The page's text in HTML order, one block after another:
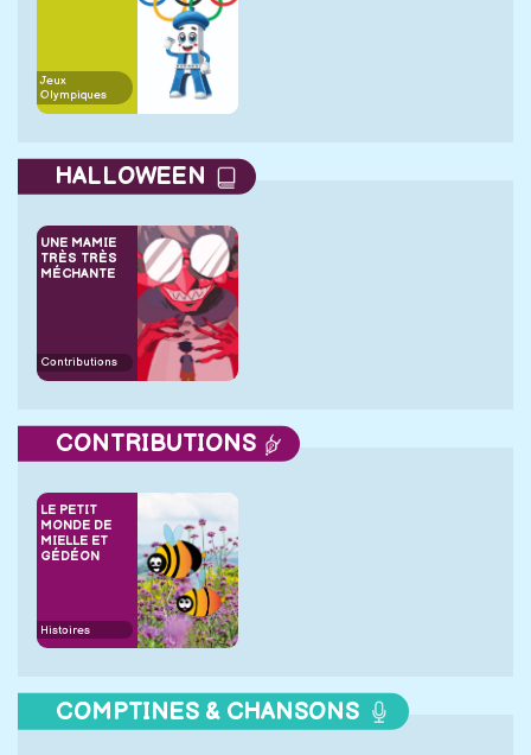
Jeux
Olympiques
HALLOWEEN
UNE MAMIE
TRÈS TRÈS
MÉCHANTE
Contributions
CONTRIBUTIONS
LE PETIT
MONDE DE
MIELLE ET
GÉDÉON
Histoires
COMPTINES & CHANSONS